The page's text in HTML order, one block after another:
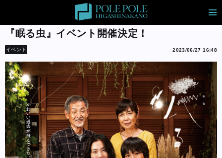
『眠る虫』イベント開催決定！
イベント 2023/06/27 16:48